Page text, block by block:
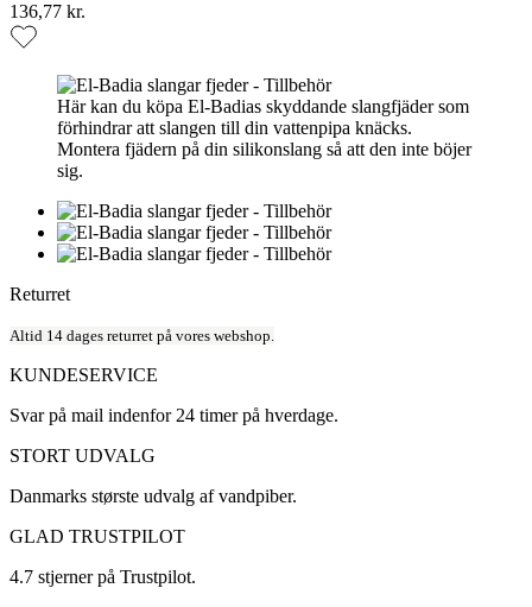
136,77 kr.
Här kan du köpa El-Badias skyddande slangfjäder som
förhindrar att slangen till din vattenpipa knäcks.
Montera fjädern på din silikonslang så att den inte böjer
sig.
Returret
Altid 14 dages returret på vores webshop.
KUNDESERVICE
Svar på mail indenfor 24 timer på hverdage.
STORT UDVALG
Danmarks største udvalg af vandpiber.
GLAD TRUSTPILOT
4.7 stjerner på Trustpilot.